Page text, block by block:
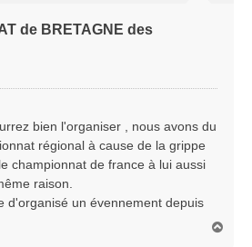
de BRETAGNE des
bien l'organiser , nous avons du
régional à cause de la grippe
championnat de france à lui aussi
raison.
d'organisé un évennement depuis